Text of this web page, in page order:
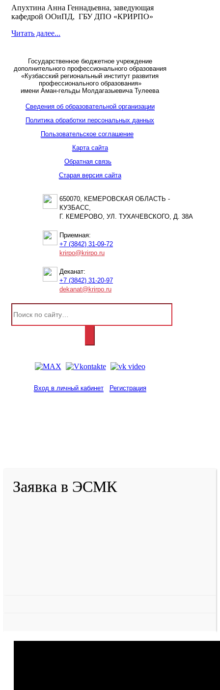
Апухтина Анна Геннадьевна, заведующая
кафедрой ООиПД, ГБУ ДПО «КРИРПО»
Читать далее...
Государственное бюджетное учреждение
дополнительного профессионального образования
«Кузбасский региональный институт развития
профессионального образования»
имени Аман-гельды Молдагазыевича Тулеева
Сведения об образовательной организации
Политика обработки персональных данных
Пользовательское соглашение
Карта сайта
Обратная связь
Старая версия сайта
650070, КЕМЕРОВСКАЯ ОБЛАСТЬ -
КУЗБАСС,
Г. КЕМЕРОВО, УЛ. ТУХАЧЕВСКОГО, Д. 38А
Приемная:
+7 (3842) 31-09-72
krirpo@krirpo.ru
Деканат:
+7 (3842) 31-20-97
dekanat@krirpo.ru
Вход в личный кабинет Регистрация
Заявка в ЭСМК